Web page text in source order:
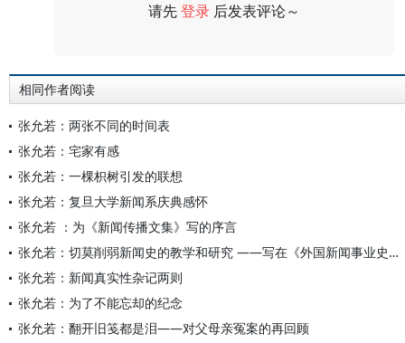
请先登录 后发表评论～
相同作者阅读
张允若：两张不同的时间表
张允若：宅家有感
张允若：一棵枳树引发的联想
张允若：复旦大学新闻系庆典感怀
张允若 ：为《新闻传播文集》写的序言
张允若：切莫削弱新闻史的教学和研究 ——写在《外国新闻事业史教程》再版之际
张允若：新闻真实性杂记两则
张允若：为了不能忘却的纪念
张允若：翻开旧笺都是泪——对父母亲冤案的再回顾